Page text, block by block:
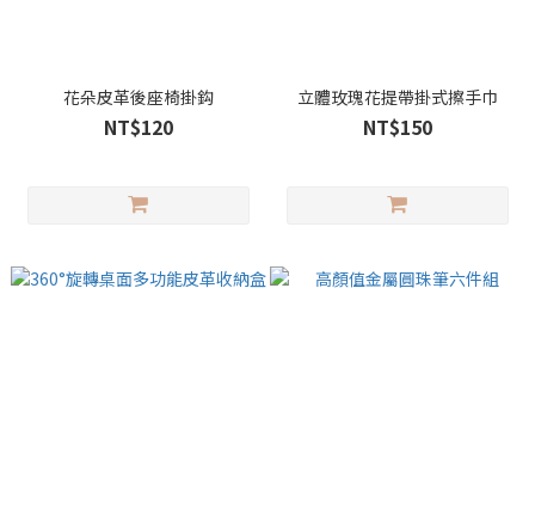
花朵皮革後座椅掛鈎
NT$120
立體玫瑰花提帶掛式擦手巾
NT$150